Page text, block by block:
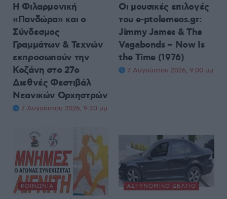
Η Φιλαρμονική
«Πανδώρα» και ο
Σύνδεσμος
Γραμμάτων & Τεχνών
εκπροσωπούν την
Κοζάνη στο 27ο
Διεθνές Φεστιβάλ
Νεανικών Ορχηστρών
7 Αυγούστου 2026, 9:30 μμ
Οι μουσικές επιλογές
του e-ptolemeos.gr:
Jimmy James & The
Vagabonds – Now Is
the Time (1976)
7 Αυγούστου 2026, 9:00 μμ
ΚΟΙΝΩΝΊΑ ΑΣΤΥΝΟΜΙΚΌ ΔΕΛΤΊΟ